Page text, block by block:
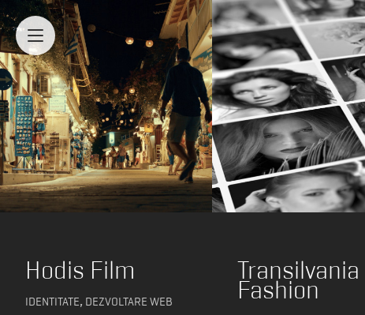
Mergi la conținutul principal
Hodis Film
IDENTITATE, DEZVOLTARE WEB
Transilvania
Fashion